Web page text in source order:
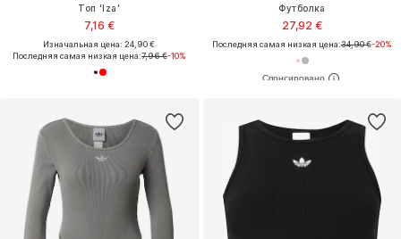
Топ 'Iza'
7,16 €
Изначальная цена: 24,90 €
Последняя самая низкая цена:7,96 €-10%
Футболка
27,92 €
Последняя самая низкая цена:34,90 €-20%